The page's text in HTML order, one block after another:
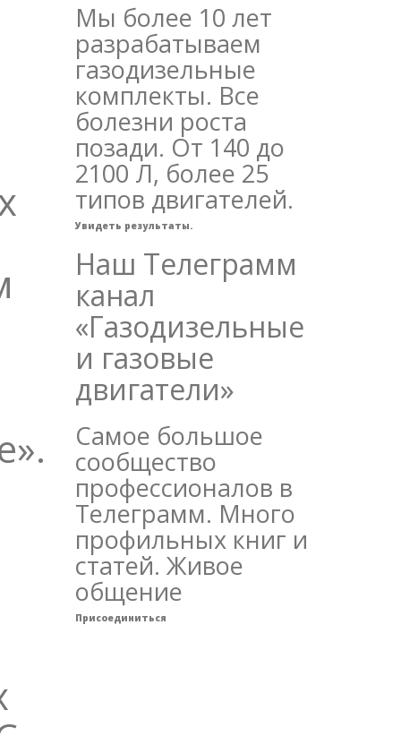
Мы более 10 лет
разрабатываем
газодизельные
комплекты. Все
болезни роста
позади. От 140 до
2100 Л, более 25
типов двигателей.
Увидеть результаты.
Наш Телеграмм
канал
«Газодизельные
и газовые
двигатели»
Самое большое
сообщество
профессионалов в
Телеграмм. Много
профильных книг и
статей. Живое
общение
Присоединиться